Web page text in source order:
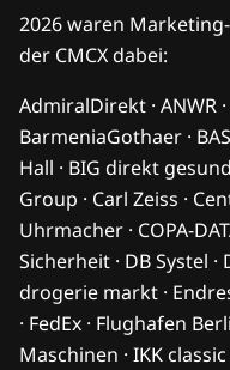
2026 waren
der CMCX dabei:
AdmiralDirekt · ANWR ·
BarmeniaGothaer ·
Hall · BIG direkt
Group · Carl Zeiss ·
Uhrmacher · COPA-
Sicherheit · DB Systel ·
drogerie markt ·
· FedEx · Flughafen
Maschinen · IKK classic